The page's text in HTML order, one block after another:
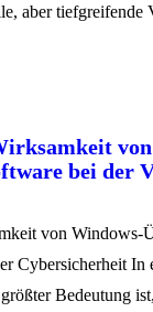
aber tiefgreifende
bei der
von Windows-
Cybersicherheit In
Bedeutung